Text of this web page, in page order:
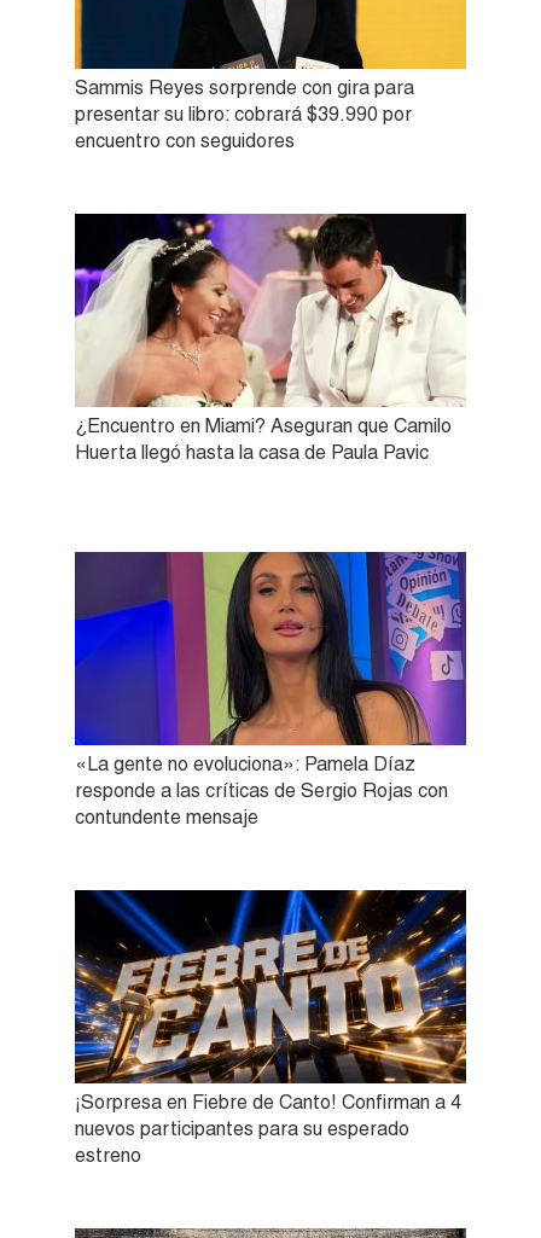
Sammis Reyes sorprende con gira para
presentar su libro: cobrará $39.990 por
encuentro con seguidores
¿Encuentro en Miami? Aseguran que Camilo
Huerta llegó hasta la casa de Paula Pavic
«La gente no evoluciona»: Pamela Díaz
responde a las críticas de Sergio Rojas con
contundente mensaje
¡Sorpresa en Fiebre de Canto! Confirman a 4
nuevos participantes para su esperado
estreno